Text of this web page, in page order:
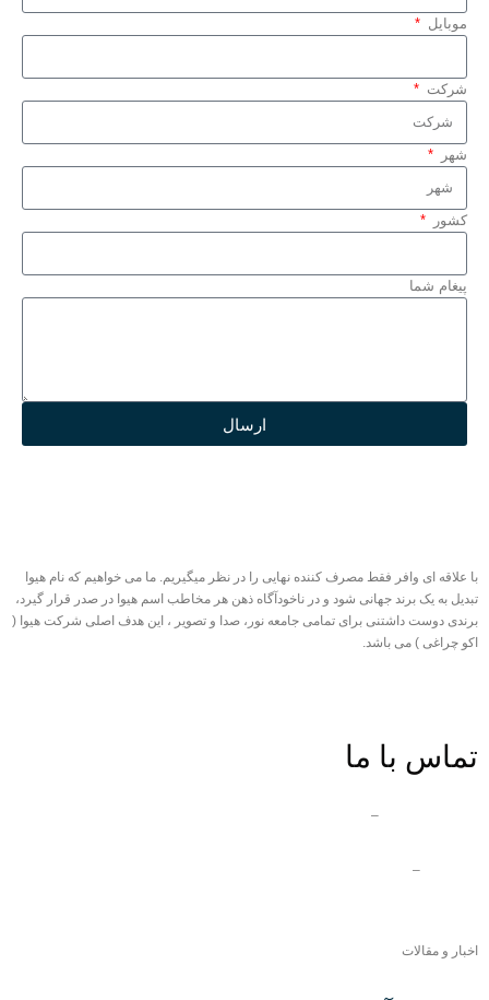
موبایل
شرکت
شهر
کشور
پیغام شما
ارسال
با علاقه ای وافر فقط مصرف کننده نهایی را در نظر میگیریم. ما می خواهیم که نام هیوا
تبدیل به یک برند جهانی شود و در ناخودآگاه ذهن هر مخاطب اسم هیوا در صدر قرار گیرد،
برندی دوست داشتنی برای تمامی جامعه نور، صدا و تصویر ، این هدف اصلی شرکت هیوا (
اکو چراغی ) می باشد.
تماس با ما
–
–
اخبار و مقالات